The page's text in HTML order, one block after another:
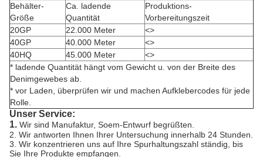
Behälter-
Größe
Ca. ladende
Quantität
Produktions-
Vorbereitungszeit
20GP
22.000 Meter
<>
40GP
40.000 Meter
<>
40HQ
45.000 Meter
<>
* ladende Quantität hängt vom Gewicht u. von der Breite des
Denimgewebes ab.
* vor Laden, überprüfen wir und machen Aufklebercodes für jede
Rolle.
Unser Service:
1. Wir sind Manufaktur, Soem-Entwurf begrüßten.
2. Wir antworten Ihnen Ihrer Untersuchung innerhalb 24 Stunden.
3. Wir konzentrieren uns auf Ihre Spurhaltungszahl ständig, bis
Sie Ihre Produkte empfangen.